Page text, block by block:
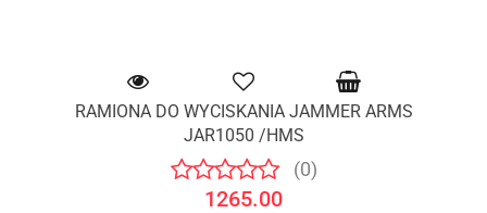
RAMIONA DO WYCISKANIA JAMMER ARMS
JAR1050 /HMS
(0)
1265.00